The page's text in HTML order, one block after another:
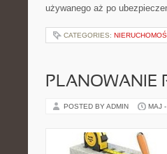
używanego aż po
CATEGORIES:
PLANOWANIE
POSTED BY ADMIN MAJ